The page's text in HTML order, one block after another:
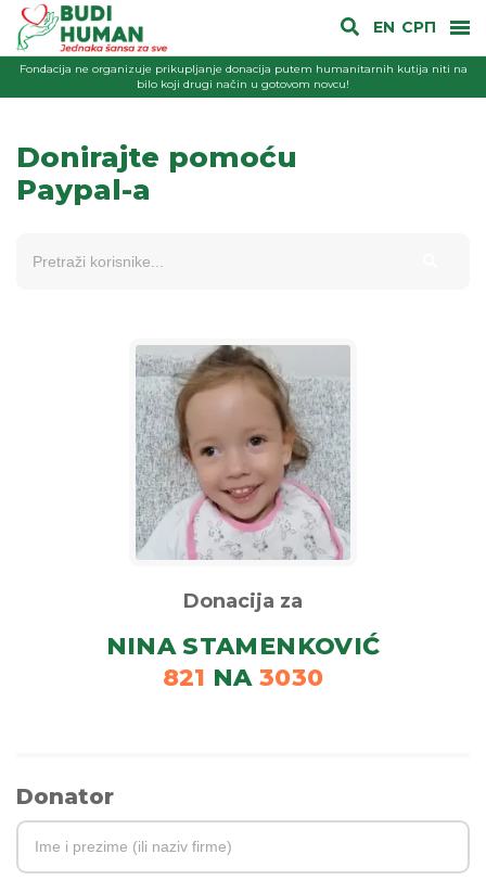
EN СРП
Fondacija ne organizuje prikupljanje donacija putem humanitarnih kutija niti na
bilo koji drugi način u gotovom novcu!
Donirajte pomoću
Paypal-a
Donacija za
NINA STAMENKOVIĆ
821 NA 3030
Donator